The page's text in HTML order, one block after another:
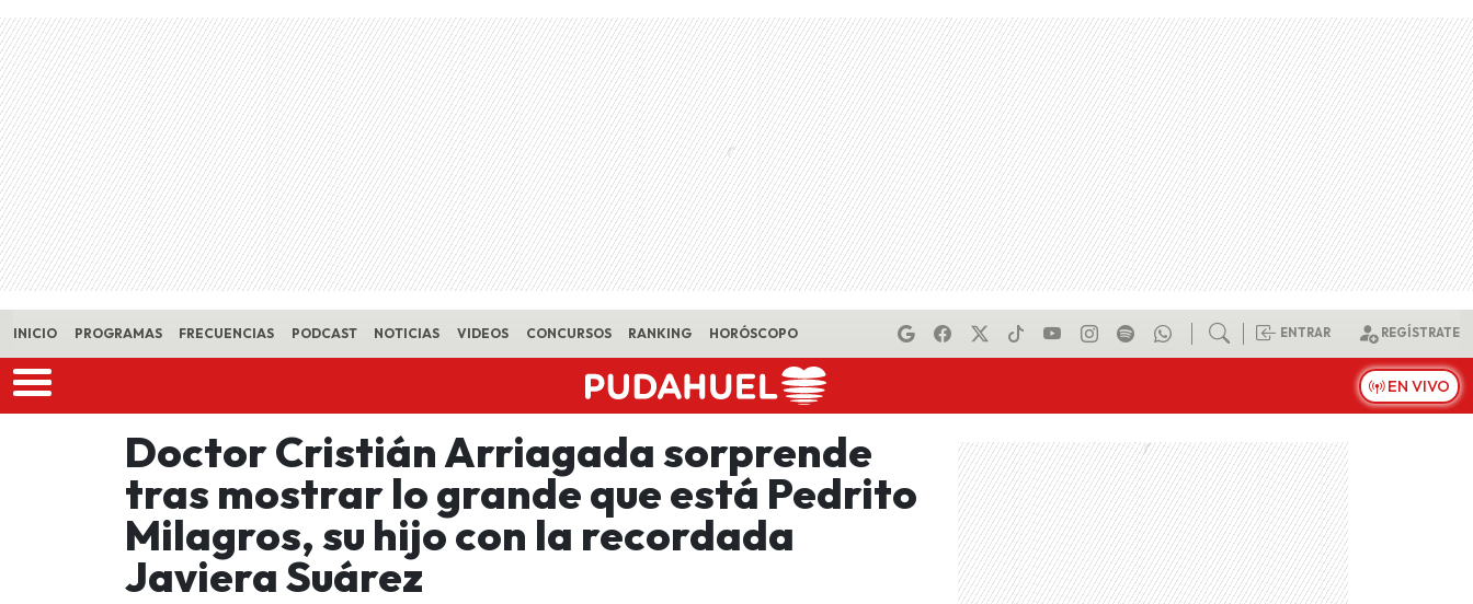
Skip to main content
INICIO PROGRAMAS FRECUENCIAS PODCAST NOTICIAS VIDEOS CONCURSOS RANKING HORÓSCOPO ENTRAR REGÍSTRATE
EN VIVO
Doctor Cristián Arriagada sorprende
tras mostrar lo grande que está Pedrito
Milagros, su hijo con la recordada
Javiera Suárez